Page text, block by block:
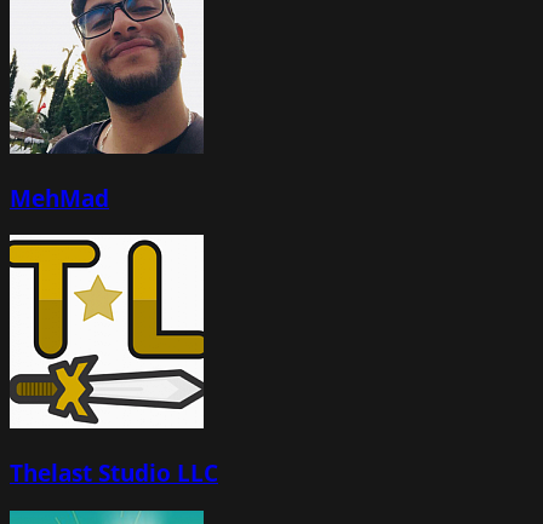
MehMad
Thelast Studio LLC